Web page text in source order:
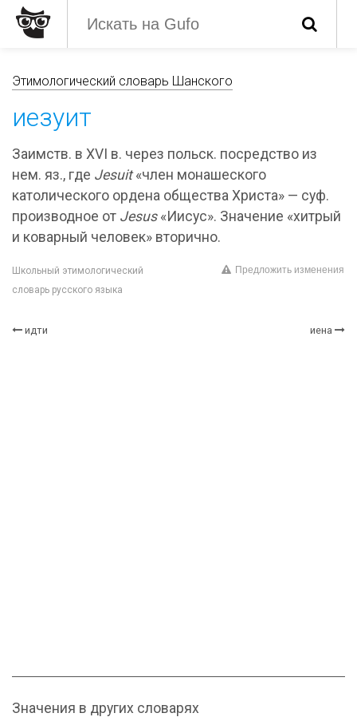
Этимологический словарь Шанского
иезуит
Заимств. в XVI в. через польск. посредство из
нем. яз., где Jesuit«член монашеского
католического ордена общества Христа» — суф.
производное от Jesus«Иисус». Значение «хитрый
и коварный человек» вторично.
Школьный этимологический
словарь русского языка
Предложить изменения
идти иена
Значения в других словарях